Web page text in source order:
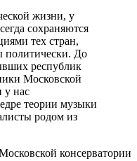
жизни, у
сохраняются
тех стран,
политически. До
республик
Московской
у нас
теории музыки
родом из
консерватории